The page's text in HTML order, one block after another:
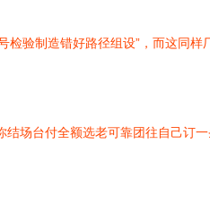
验制造错好路径组设”，而这同
场台付全额选老可靠团往自己订